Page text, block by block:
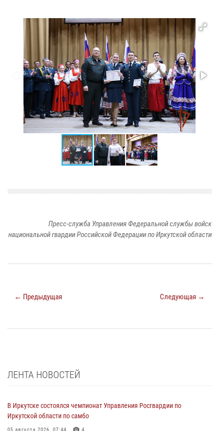
Пресс-служба Управления Федеральной службы войск
национальной гвардии Российской Федерации по Иркутской области
← Предыдущая Следующая →
ЛЕНТА НОВОСТЕЙ
В Иркутске состоялся чемпионат Управления Росгвардии по
Иркутской области по самбо
05 августа 2026, 07:44 4